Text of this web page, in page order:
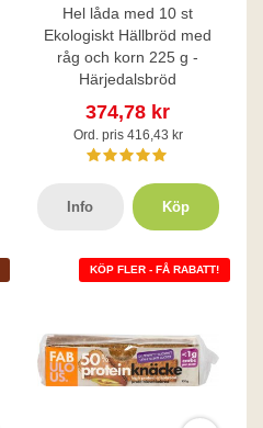
Hel låda med 10 st
Ekologiskt Hällbröd med
råg och korn 225 g -
Härjedalsbröd
374,78 kr
Ord. pris 416,43 kr
Info Köp
KÖP FLER - FÅ RABATT!